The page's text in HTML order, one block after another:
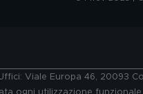
Viale Europa 46, 20093